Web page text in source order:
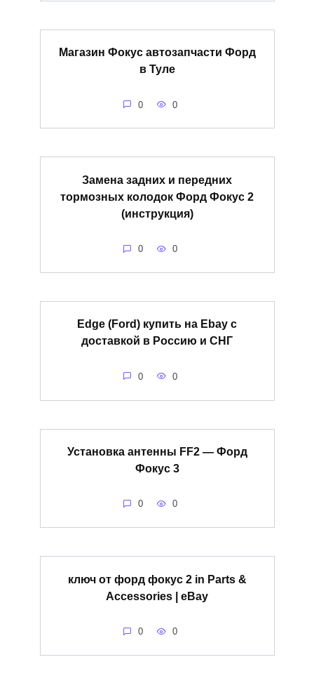
Магазин Фокус автозапчасти Форд
в Туле
0 0
Замена задних и передних
тормозных колодок Форд Фокус 2
(инструкция)
0 0
Edge (Ford) купить на Ebay с
доставкой в Россию и СНГ
0 0
Установка антенны FF2 — Форд
Фокус 3
0 0
ключ от форд фокус 2 in Parts &
Accessories | eBay
0 0